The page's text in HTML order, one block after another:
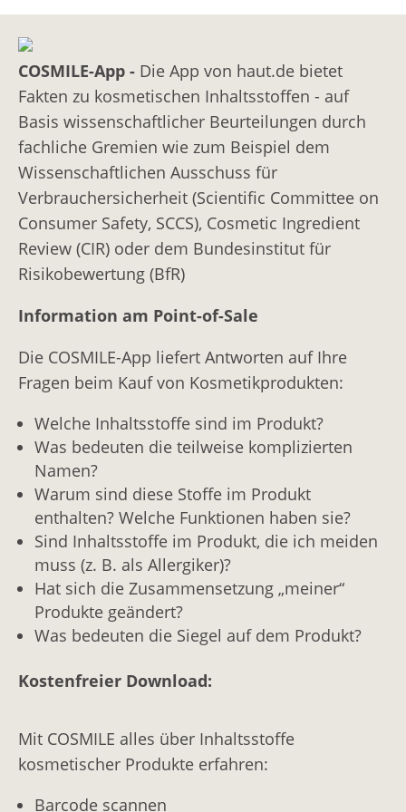
COSMILE-App - Die App von haut.de bietet
Fakten zu kosmetischen Inhaltsstoffen - auf
Basis wissenschaftlicher Beurteilungen durch
fachliche Gremien wie zum Beispiel dem
Wissenschaftlichen Ausschuss für
Verbrauchersicherheit (Scientific Committee on
Consumer Safety, SCCS), Cosmetic Ingredient
Review (CIR) oder dem Bundesinstitut für
Risikobewertung (BfR)
Information am Point-of-Sale
Die COSMILE-App liefert Antworten auf Ihre
Fragen beim Kauf von Kosmetikprodukten:
Welche Inhaltsstoffe sind im Produkt?
Was bedeuten die teilweise komplizierten
Namen?
Warum sind diese Stoffe im Produkt
enthalten? Welche Funktionen haben sie?
Sind Inhaltsstoffe im Produkt, die ich meiden
muss (z. B. als Allergiker)?
Hat sich die Zusammensetzung „meiner“
Produkte geändert?
Was bedeuten die Siegel auf dem Produkt?
Kostenfreier Download:
Mit COSMILE alles über Inhaltsstoffe
kosmetischer Produkte erfahren:
Barcode scannen